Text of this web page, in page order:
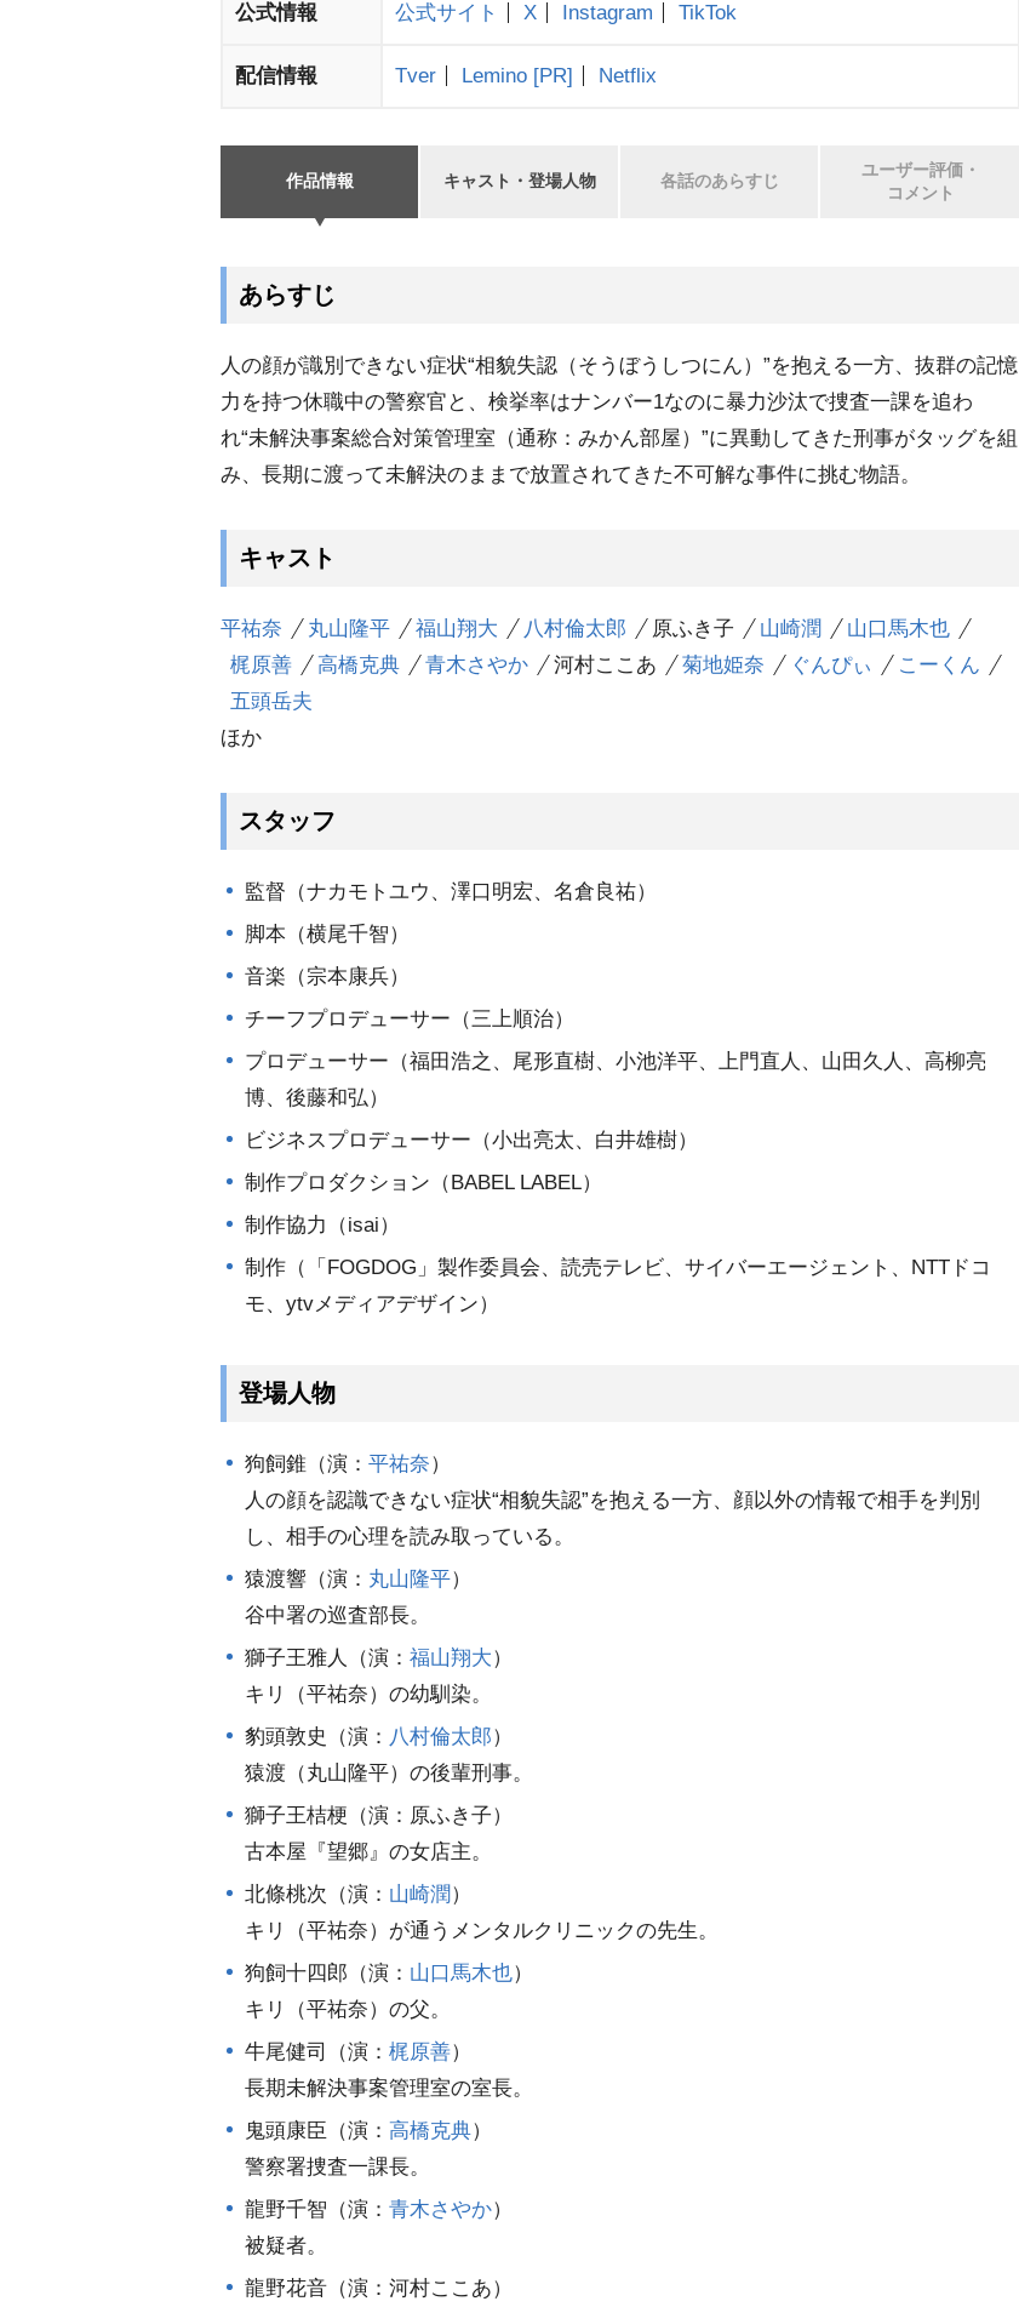
公式情報 公式サイト X Instagram TikTok
配信情報 Tver Lemino [PR] Netflix
作品情報 キャスト・登場人物 各話のあらすじ
ユーザー評価・
コメント
あらすじ
人の顔が識別できない症状“相貌失認（そうぼうしつにん）”を抱える一方、抜群の記憶
力を持つ休職中の警察官と、検挙率はナンバー1なのに暴力沙汰で捜査一課を追わ
れ“未解決事案総合対策管理室（通称：みかん部屋）”に異動してきた刑事がタッグを組
み、長期に渡って未解決のままで放置されてきた不可解な事件に挑む物語。
キャスト
平祐奈 丸山隆平 福山翔大 八村倫太郎 原ふき子 山崎潤
山口馬木也
梶原善
高橋克典 青木さやか 河村ここあ 菊地姫奈 ぐんぴぃ
こーくん
五頭岳夫
ほか
スタッフ
監督（ナカモトユウ、澤口明宏、名倉良祐）
脚本（横尾千智）
音楽（宗本康兵）
チーフプロデューサー（三上順治）
プロデューサー（福田浩之、尾形直樹、小池洋平、上門直人、山田久人、高柳亮
博、後藤和弘）
ビジネスプロデューサー（小出亮太、白井雄樹）
制作プロダクション（BABEL LABEL）
制作協力（isai）
制作（「FOGDOG」製作委員会、読売テレビ、サイバーエージェント、NTTドコ
モ、ytvメディアデザイン）
登場人物
狗飼錐（演： 平祐奈）
人の顔を認識できない症状“相貌失認”を抱える一方、顔以外の情報で相手を判別
し、相手の心理を読み取っている。
猿渡響（演： 丸山隆平）
谷中署の巡査部長。
獅子王雅人（演： 福山翔大）
キリ（平祐奈）の幼馴染。
豹頭敦史（演： 八村倫太郎）
猿渡（丸山隆平）の後輩刑事。
獅子王桔梗（演：原ふき子）
古本屋『望郷』の女店主。
北條桃次（演： 山崎潤 ）
キリ（平祐奈）が通うメンタルクリニックの先生。
狗飼十四郎（演： 山口馬木也）
キリ（平祐奈）の父。
牛尾健司（演： 梶原善）
長期未解決事案管理室の室長。
鬼頭康臣（演： 高橋克典）
警察署捜査一課長。
龍野千智（演： 青木さやか）
被疑者。
龍野花音（演：河村ここあ）